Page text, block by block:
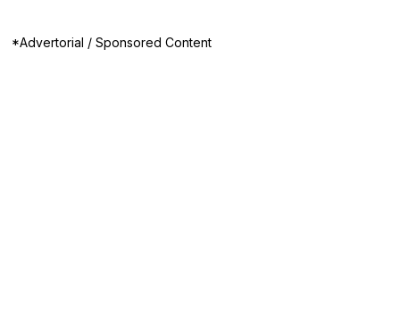
*Advertorial / Sponsored Content